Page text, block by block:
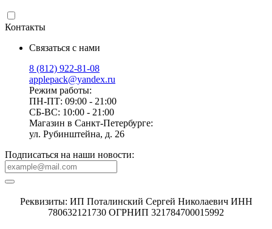
Контакты
Связаться с нами
8 (812) 922-81-08
applepack@yandex.ru
Режим работы:
ПН-ПТ: 09:00 - 21:00
СБ-ВС: 10:00 - 21:00
Магазин в Санкт-Петербурге:
ул. Рубинштейна, д. 26
Подписаться на наши новости:
Реквизиты: ИП Поталинский Сергей Николаевич ИНН
780632121730 ОГРНИП 321784700015992